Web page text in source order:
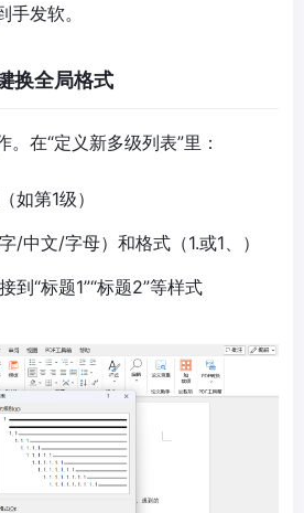
发软。
换全局格式
在“定义新多级列表”里：
如第1级）
/中文/字母）和格式（1.或1、）
到“标题1”“标题2”等样式